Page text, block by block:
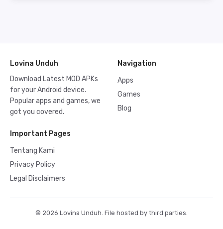
Lovina Unduh
Download Latest MOD APKs
for your Android device.
Popular apps and games, we
got you covered.
Navigation
Apps
Games
Blog
Important Pages
Tentang Kami
Privacy Policy
Legal Disclaimers
© 2026 Lovina Unduh. File hosted by third parties.